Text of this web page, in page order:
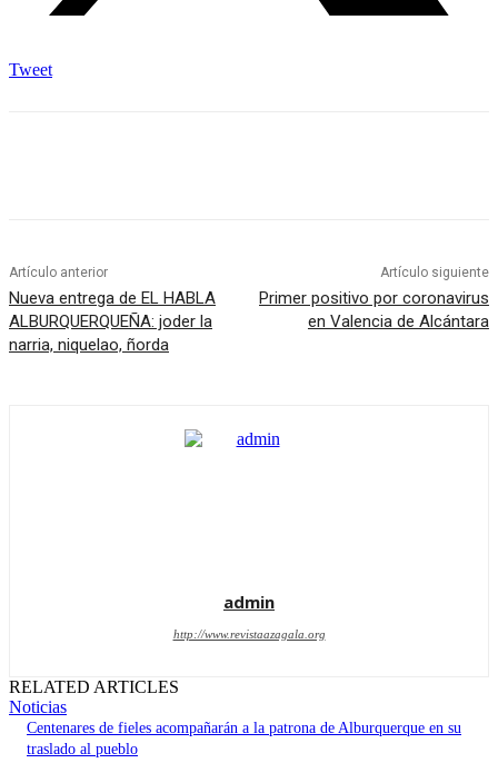
Tweet
Artículo anterior
Nueva entrega de EL HABLA
ALBURQUERQUEÑA: joder la
narria, niquelao, ñorda
Artículo siguiente
Primer positivo por coronavirus
en Valencia de Alcántara
admin
http://www.revistaazagala.org
RELATED ARTICLES
Noticias
Centenares de fieles acompañarán a la patrona de Alburquerque en su
traslado al pueblo